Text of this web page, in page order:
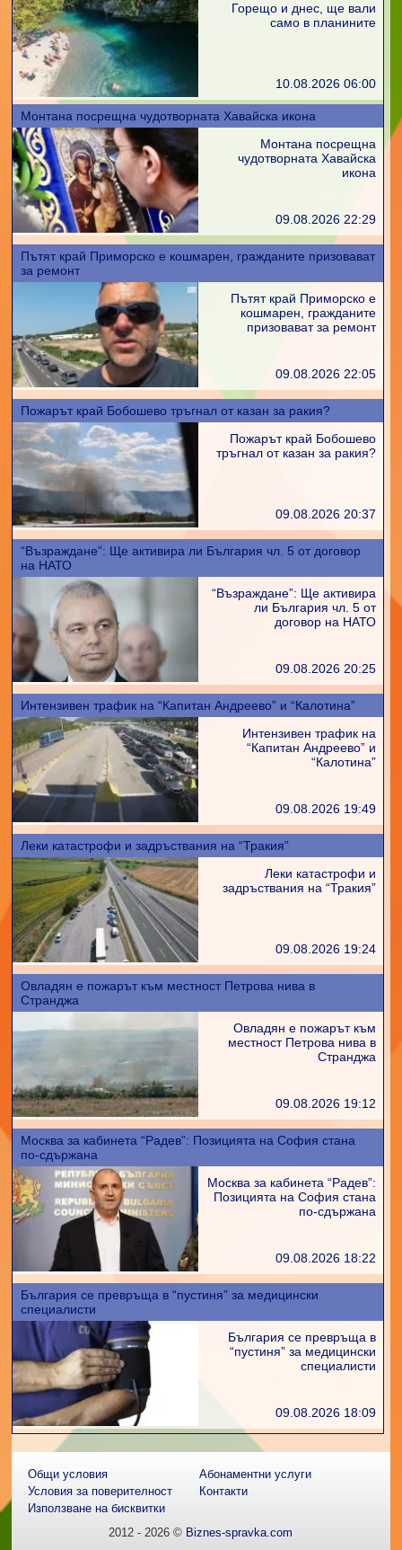
Горещо и днес, ще вали
само в планините
10.08.2026 06:00
Монтана посрещна чудотворната Хавайска икона
Монтана посрещна
чудотворната Хавайска
икона
09.08.2026 22:29
Пътят край Приморско е кошмарен, гражданите призовават
за ремонт
Пътят край Приморско е
кошмарен, гражданите
призовават за ремонт
09.08.2026 22:05
Пожарът край Бобошево тръгнал от казан за ракия?
Пожарът край Бобошево
тръгнал от казан за ракия?
09.08.2026 20:37
“Възраждане”: Ще активира ли България чл. 5 от договор
на НАТО
“Възраждане”: Ще активира
ли България чл. 5 от
договор на НАТО
09.08.2026 20:25
Интензивен трафик на “Капитан Андреево” и “Калотина”
Интензивен трафик на
“Капитан Андреево” и
“Калотина”
09.08.2026 19:49
Леки катастрофи и задръствания на “Тракия”
Леки катастрофи и
задръствания на “Тракия”
09.08.2026 19:24
Овладян е пожарът към местност Петрова нива в
Странджа
Овладян е пожарът към
местност Петрова нива в
Странджа
09.08.2026 19:12
Москва за кабинета “Радев”: Позицията на София стана
по-сдържана
Москва за кабинета “Радев”:
Позицията на София стана
по-сдържана
09.08.2026 18:22
България се превръща в “пустиня” за медицински
специалисти
България се превръща в
“пустиня” за медицински
специалисти
09.08.2026 18:09
Общи условия
Условия за поверителност
Използване на бисквитки
Абонаментни услуги
Контакти
2012 - 2026 © Biznes-spravka.com